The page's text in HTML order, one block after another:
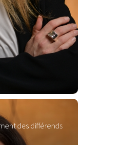
des différends